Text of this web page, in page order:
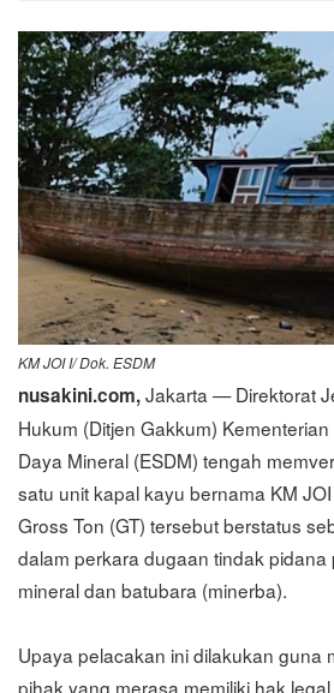
KM JOI I/ Dok. ESDM
nusakini.com,Jakarta — Direktorat
Hukum (Ditjen Gakkum)
Daya Mineral (ESDM) tengah
satu unit kapal kayu bernama KM
Gross Ton (GT) tersebut berstatus
dalam perkara dugaan tindak pidana
mineral dan batubara (minerba).
Upaya pelacakan ini dilakukan guna
pihak yang merasa memiliki hak